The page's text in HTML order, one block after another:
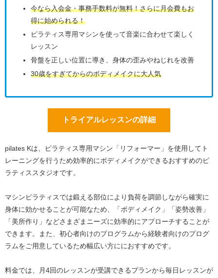
今なら入会金・事務手数料が無料！さらに月会費もお
得に始められる！
ピラティス専用マシンを使って音楽に合わせて楽しく
レッスン
骨盤を正しい位置に導き、身体の歪みやねじれを改善
30歳をすぎてからのボディメイクに大人気
トライアルレッスンの詳細
pilates Kは、ピラティス専用マシン「リフォーマー」を使用してト
レーニングを行うため効率的にボディメイクができるおすすめのピ
ラティススタジオです。
マシンピラティスでは鍛える部位により負荷を調節しながら確実に
身体に効かせることが可能なため、「ボディメイク」「姿勢改善」
「美所作り」などさまざまニーズに効率的にアプローチすることが
できます。また、初心者向けのプログラムから経験者向けのプログ
ラムをご用意しているため幅広い方ににおすすめです。
料金では、月4回のレッスンが受講できるプランから毎日レッスンが